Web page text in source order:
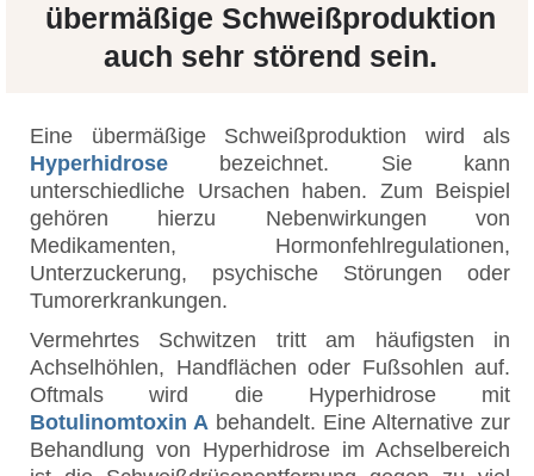
übermäßige Schweißproduktion
auch sehr störend sein.
Eine übermäßige Schweißproduktion wird als
Hyperhidrose bezeichnet. Sie kann
unterschiedliche Ursachen haben. Zum Beispiel
gehören hierzu Nebenwirkungen von
Medikamenten, Hormonfehlregulationen,
Unterzuckerung, psychische Störungen oder
Tumorerkrankungen.
Vermehrtes Schwitzen tritt am häufigsten in
Achselhöhlen, Handflächen oder Fußsohlen auf.
Oftmals wird die Hyperhidrose mit
Botulinomtoxin A behandelt. Eine Alternative zur
Behandlung von Hyperhidrose im Achselbereich